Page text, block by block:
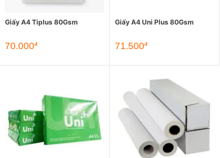
Giấy A4 Tiplus 80Gsm
70.000đ
Giấy A4 Uni Plus 80Gsm
71.500đ